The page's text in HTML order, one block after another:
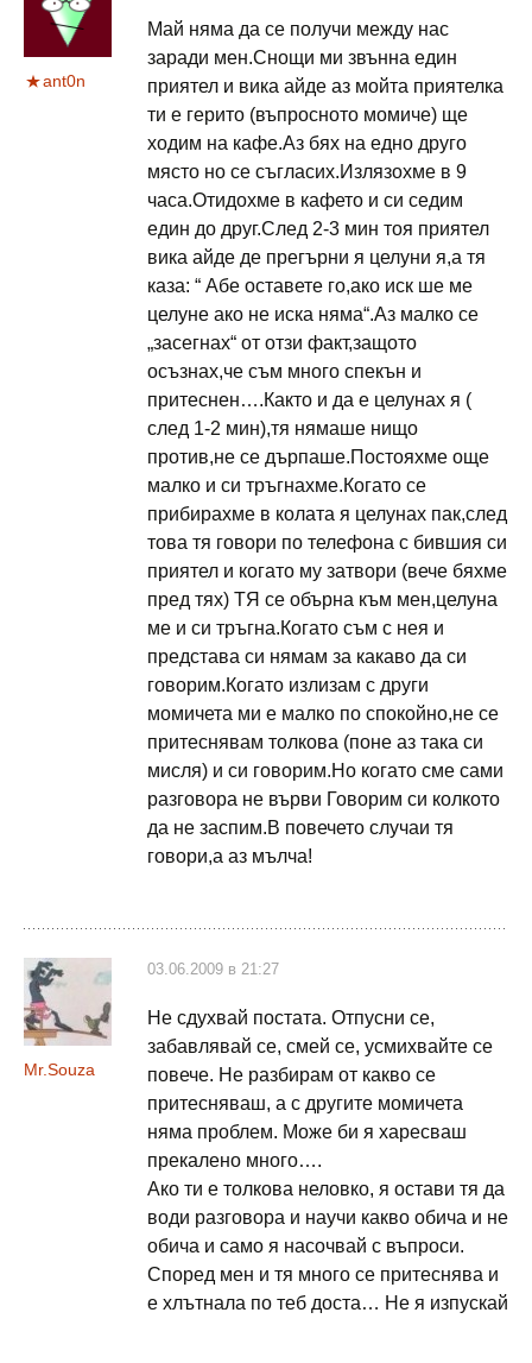
ant0n
Май няма да се получи между нас
заради мен.Снощи ми звънна един
приятел и вика айде аз мойта приятелка
ти е герито (въпросното момиче) ще
ходим на кафе.Аз бях на едно друго
място но се съгласих.Излязохме в 9
часа.Отидохме в кафето и си седим
един до друг.След 2-3 мин тоя приятел
вика айде де прегърни я целуни я,а тя
каза: “ Абе оставете го,ако иск ше ме
целуне ако не иска няма“.Аз малко се
„засегнах“ от отзи факт,защото
осъзнах,че съм много спекън и
притеснен….Както и да е целунах я (
след 1-2 мин),тя нямаше нищо
против,не се дърпаше.Постояхме още
малко и си тръгнахме.Когато се
прибирахме в колата я целунах пак,след
това тя говори по телефона с бившия си
приятел и когато му затвори (вече бяхме
пред тях) ТЯ се обърна към мен,целуна
ме и си тръгна.Когато съм с нея и
представа си нямам за какаво да си
говорим.Когато излизам с други
момичета ми е малко по спокойно,не се
притеснявам толкова (поне аз така си
мисля) и си говорим.Но когато сме сами
разговора не върви Говорим си колкото
да не заспим.В повечето случаи тя
говори,а аз мълча!
Mr.Souza
03.06.2009 в 21:27
Не сдухвай постата. Отпусни се,
забавлявай се, смей се, усмихвайте се
повече. Не разбирам от какво се
притесняваш, а с другите момичета
няма проблем. Може би я харесваш
прекалено много….
Ако ти е толкова неловко, я остави тя да
води разговора и научи какво обича и не
обича и само я насочвай с въпроси.
Според мен и тя много се притеснява и
е хлътнала по теб доста… Не я изпускай